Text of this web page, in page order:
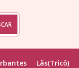
Lãs(Tricô)